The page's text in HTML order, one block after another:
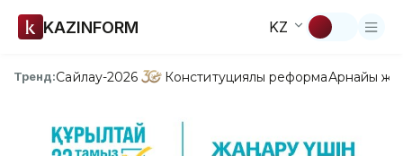
KAZINFORM KZ
Тренд:Сайлау-2026 Конституциялық реформаАрнайы